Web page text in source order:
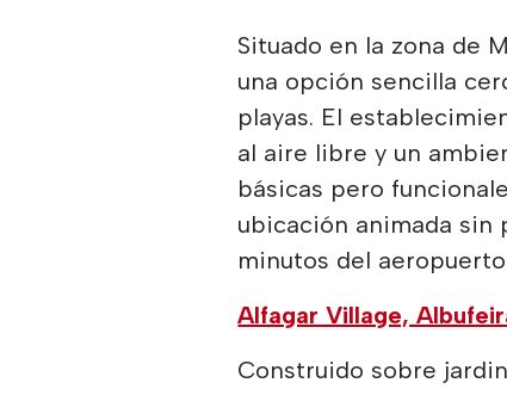
Situado en la zona de
una opción sencilla
playas. El
al aire libre y un
básicas pero
ubicación animada sin
minutos del aeropuerto
Alfagar Village,
Construido sobre